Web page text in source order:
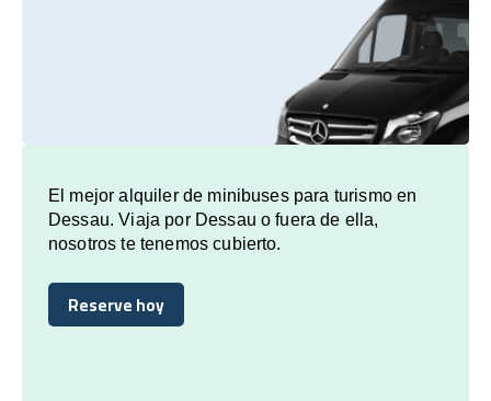
El mejor alquiler de minibuses para turismo en
Dessau. Viaja por Dessau o fuera de ella,
nosotros te tenemos cubierto.
Reserve hoy
Reserve hoy